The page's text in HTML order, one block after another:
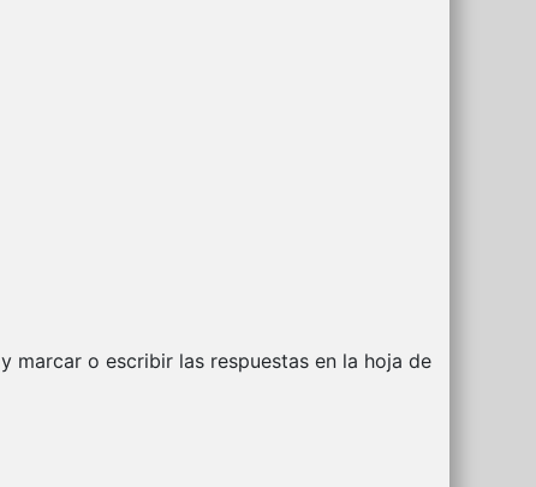
o escribir las respuestas en la hoja de